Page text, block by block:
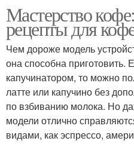
Мастерство
рецепты для
Чем дороже модель
она способна приготовить.
капучинатором, то можно
латте или капучино без
по взбиванию молока. Но
модели отлично
видами, как эспрессо,